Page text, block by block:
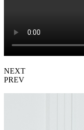
NEXT
PREV